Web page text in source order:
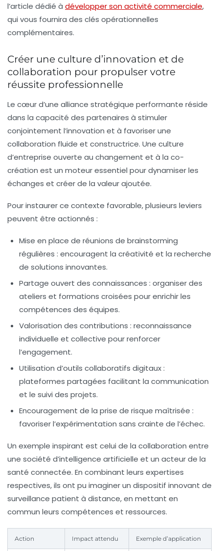
l’article dédié à développer son activité commerciale,
qui vous fournira des clés opérationnelles
complémentaires.
Créer une culture d’innovation et de
collaboration pour propulser votre
réussite professionnelle
Le cœur d’une alliance stratégique performante réside
dans la capacité des partenaires à stimuler
conjointement l’innovation et à favoriser une
collaboration fluide et constructrice. Une culture
d’entreprise ouverte au changement et à la co-
création est un moteur essentiel pour dynamiser les
échanges et créer de la valeur ajoutée.
Pour instaurer ce contexte favorable, plusieurs leviers
peuvent être actionnés :
Mise en place de réunions de brainstorming
régulières : encouragent la créativité et la recherche
de solutions innovantes.
Partage ouvert des connaissances : organiser des
ateliers et formations croisées pour enrichir les
compétences des équipes.
Valorisation des contributions : reconnaissance
individuelle et collective pour renforcer
l’engagement.
Utilisation d’outils collaboratifs digitaux :
plateformes partagées facilitant la communication
et le suivi des projets.
Encouragement de la prise de risque maîtrisée :
favoriser l’expérimentation sans crainte de l’échec.
Un exemple inspirant est celui de la collaboration entre
une société d’intelligence artificielle et un acteur de la
santé connectée. En combinant leurs expertises
respectives, ils ont pu imaginer un dispositif innovant de
surveillance patient à distance, en mettant en
commun leurs compétences et ressources.
Action Impact attendu Exemple d’application